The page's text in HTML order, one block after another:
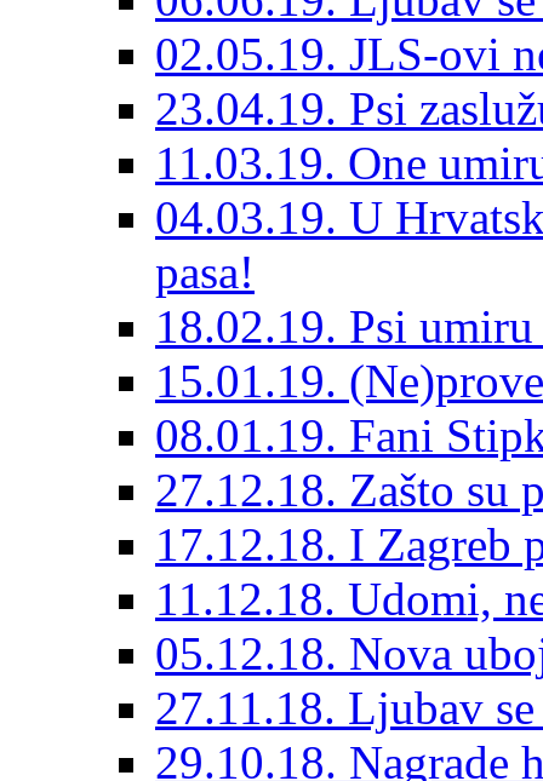
02.05.19. JLS-ovi
23.04.19. Psi
11.03.19. One
04.03.19. U
pasa!
18.02.19. Psi
15.01.19.
08.01.19. Fani
27.12.18. Zašto su
17.12.18. I Zagreb
11.12.18. Udomi,
05.12.18. Nova
27.11.18. Ljubav
29.10.18. Nagrade